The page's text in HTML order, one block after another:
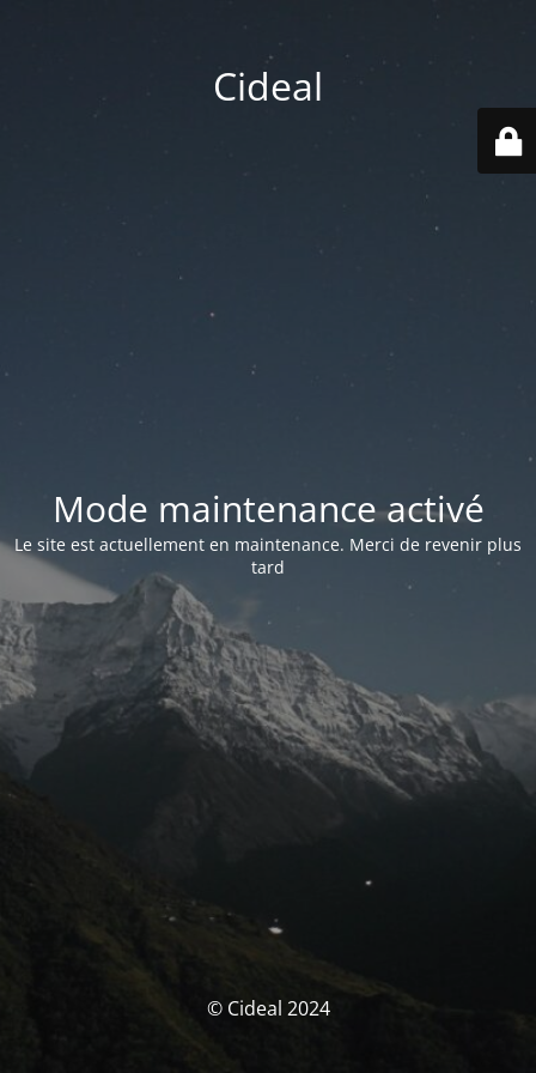
Cideal
Mode maintenance activé
Le site est actuellement en maintenance. Merci de revenir plus
tard
© Cideal 2024